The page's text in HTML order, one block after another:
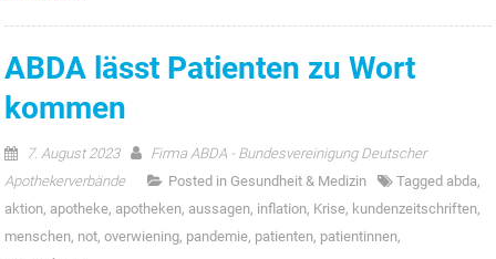
ABDA lässt Patienten zu Wort
kommen
7. August 2023
Firma ABDA - Bundesvereinigung Deutscher
Apothekerverbände
Posted in Gesundheit & Medizin Tagged abda,
aktion, apotheke, apotheken, aussagen, inflation, Krise, kundenzeitschriften,
menschen, not,overwiening, pandemie, patienten, patientinnen,